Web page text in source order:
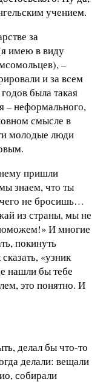
учением.
за
имею в виду
–
и за всем
была такая
– неформального,
смысле в
молодые люди
пришли
знаем, что ты
не бросишь…
из страны, мы не
И многие
покинуть
«узник
нашли бы тебе
это понятно. И
делал бы что-то
делали: вещали
собирали